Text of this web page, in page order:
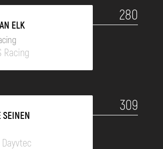
280
ELK
Racing
309
SEINEN
Dayvtec